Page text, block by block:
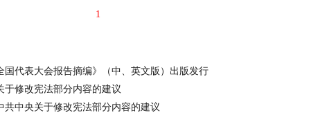
1
国代表大会报告摘编》（中、英文版）出版发行
于修改宪法部分内容的建议
共中央关于修改宪法部分内容的建议